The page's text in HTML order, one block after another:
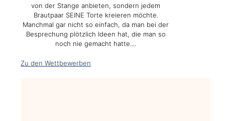
von der Stange anbieten, sondern jedem
Brautpaar SEINE Torte kreieren möchte.
Manchmal gar nicht so einfach, da man bei der
Besprechung plötzlich Ideen hat, die man so
noch nie gemacht hatte....
Zu den Wettbewerben